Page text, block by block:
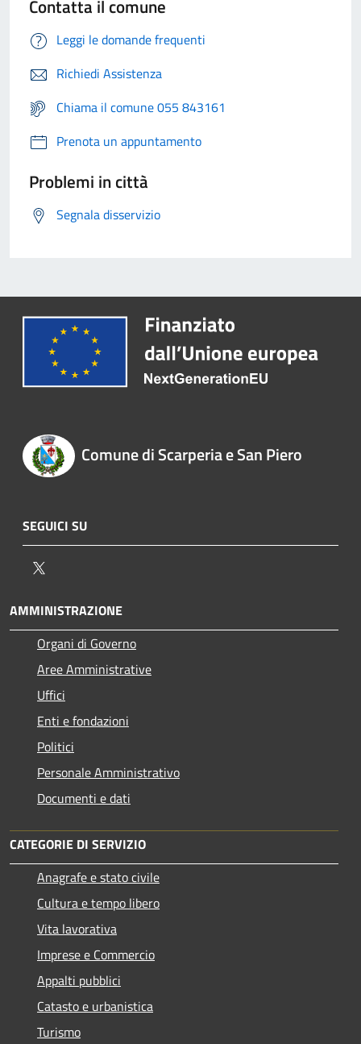
Contatta il comune
Leggi le domande frequenti
Richiedi Assistenza
Chiama il comune 055 843161
Prenota un appuntamento
Problemi in città
Segnala disservizio
Comune di Scarperia e San Piero
SEGUICI SU
AMMINISTRAZIONE
Organi di Governo
Aree Amministrative
Uffici
Enti e fondazioni
Politici
Personale Amministrativo
Documenti e dati
CATEGORIE DI SERVIZIO
Anagrafe e stato civile
Cultura e tempo libero
Vita lavorativa
Imprese e Commercio
Appalti pubblici
Catasto e urbanistica
Turismo